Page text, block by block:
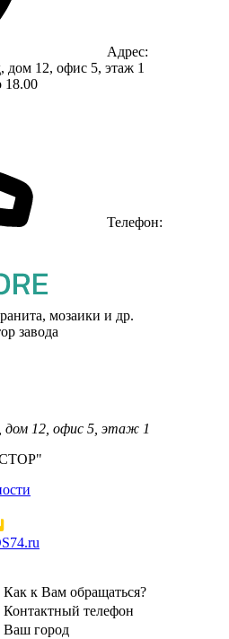
Адрес:
дом 12, офис 5, этаж 1
18.00
Телефон:
мозаики и др.
завода
дом 12, офис 5, этаж 1
Как к Вам обращаться?
Контактный телефон
Ваш город